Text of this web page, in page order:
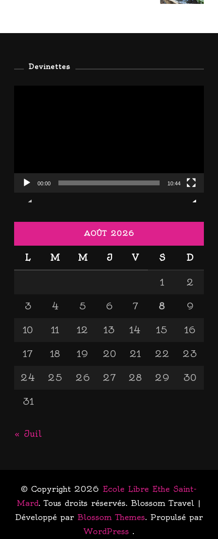
Devinettes
00:00 10:44
AOÛT 2026
L M M J V S D
1 2
3 4 5 6 7 8 9
10 11 12 13 14 15 16
17 18 19 20 21 22 23
24 25 26 27 28 29 30
31
« Juil
© Copyright 2026 Ecole Libre Ethe Saint-
Mard. Tous droits réservés. Blossom Travel |
Développé par Blossom Themes. Propulsé par
WordPress .